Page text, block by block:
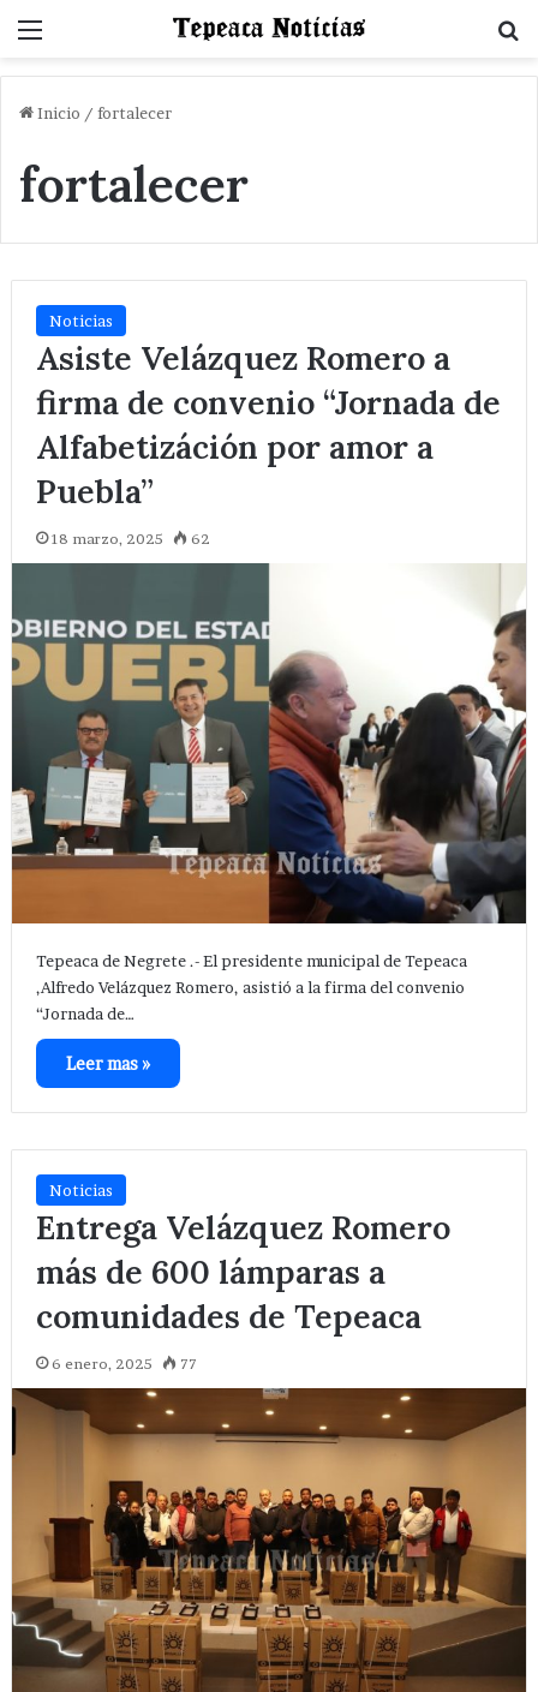
Menu
Inicio / fortalecer
fortalecer
Noticias
Asiste Velázquez Romero a
firma de convenio “Jornada de
Alfabetizáción por amor a
Puebla”
18 marzo, 2025 62
Tepeaca de Negrete .- El presidente municipal de Tepeaca
,Alfredo Velázquez Romero, asistió a la firma del convenio
“Jornada de…
Leer mas »
Noticias
Entrega Velázquez Romero
más de 600 lámparas a
comunidades de Tepeaca
6 enero, 2025 77